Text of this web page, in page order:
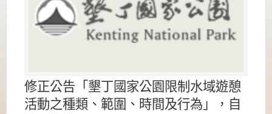
修正公告「墾丁國家公園限制水域遊憩
活動之種類、範圍、時間及行為」，自